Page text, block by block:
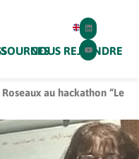
NOUS REJOINDRE
Linkedin
Alliance
H@rvest
Youtube
au hackathon “Le